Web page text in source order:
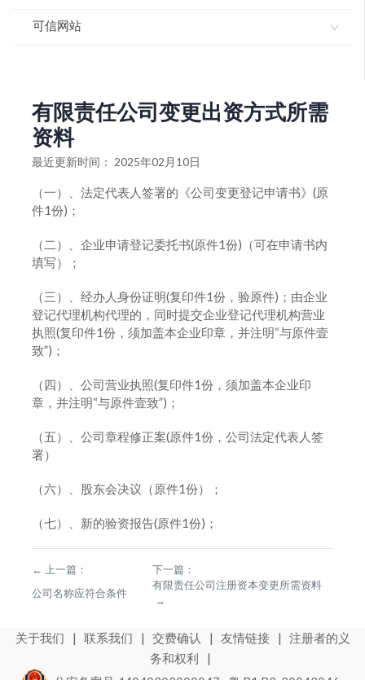
可信网站
高新技术产业导报：医院、医疗、医药网站实施“可信网
站”验证
正规票务网站集体实施“可信网站”验证
中网与腾讯微博达成可信验证合作
“可信网站”验证开放应用全面上线 “护航”网购
关于“可信网站”验证标识升级的公告
有限责任公司变更出资方式所需
资料
最近更新时间： 2025年02月10日
（一）、法定代表人签署的《公司变更登记申请书》(原
件1份)；
（二）、企业申请登记委托书(原件1份)（可在申请书内
填写）；
（三）、经办人身份证明(复印件1份，验原件)；由企业
登记代理机构代理的，同时提交企业登记代理机构营业
执照(复印件1份，须加盖本企业印章，并注明“与原件壹
致”)；
（四）、公司营业执照(复印件1份，须加盖本企业印
章，并注明“与原件壹致”)；
（五）、公司章程修正案(原件1份，公司法定代表人签
署）
（六）、股东会决议（原件1份）；
（七）、新的验资报告(原件1份)；
←
上一篇：
公司名称应符合条件
下一篇：
有限责任公司注册资本变更所需资料
→
关于我们 | 联系我们 | 交费确认 | 友情链接 | 注册者的义
务和权利
|